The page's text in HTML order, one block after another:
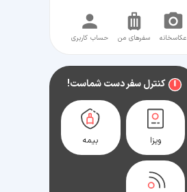
عکاسخانه سفر‌های من حساب کاربری
کنترل سفر دست شماست!
ویزا بیمه